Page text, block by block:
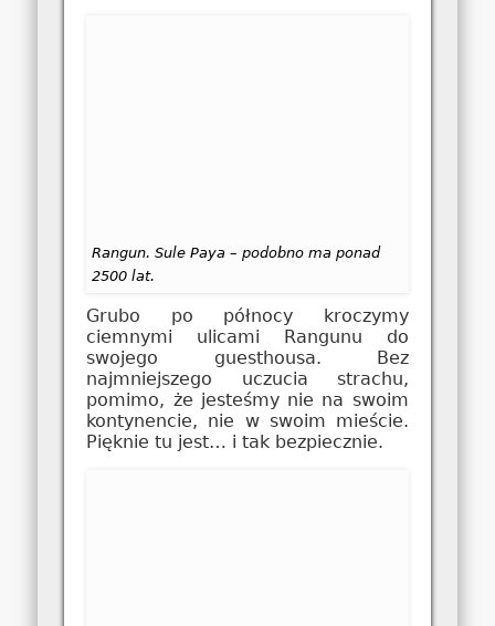
Rangun. Sule Paya – podobno ma ponad
2500 lat.
Grubo po północy kroczymy
ciemnymi ulicami Rangunu do
swojego guesthousa. Bez
najmniejszego uczucia strachu,
pomimo, że jesteśmy nie na swoim
kontynencie, nie w swoim mieście.
Pięknie tu jest… i tak bezpiecznie.